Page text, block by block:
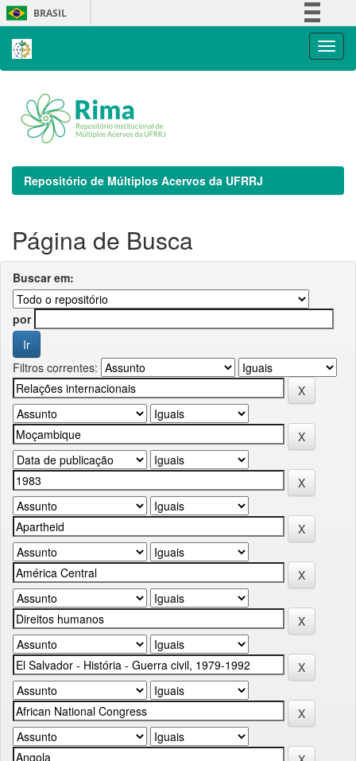
Skip
navigation
BRASIL
Repositório de Múltiplos Acervos da UFRRJ
Página de Busca
Buscar em:
por
Filtros correntes: